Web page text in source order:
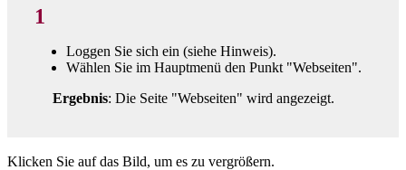
1
Loggen Sie sich ein (siehe Hinweis).
Wählen Sie im Hauptmenü den Punkt "Webseiten".
Ergebnis: Die Seite "Webseiten" wird angezeigt.
Klicken Sie auf das Bild, um es zu vergrößern.